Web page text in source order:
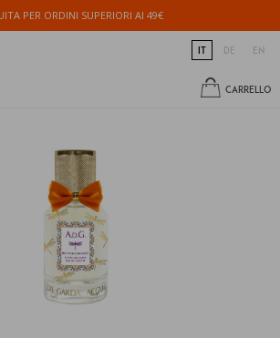
PER ORDINI SUPERIORI AI 49€
IT DE EN
CARRELLO